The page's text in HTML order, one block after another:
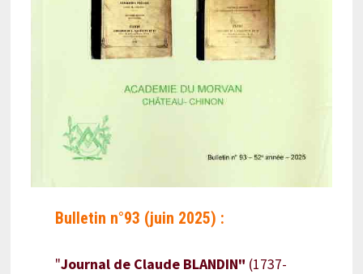
Bulletin n°93 (juin 2025) :
"Journal de Claude BLANDIN" (1737-